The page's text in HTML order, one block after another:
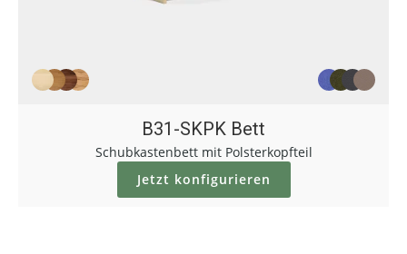
B31-SKPK Bett
Schubkastenbett mit Polsterkopfteil
Jetzt konfigurieren